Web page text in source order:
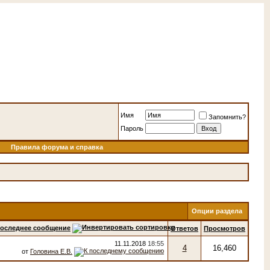
Имя
Запомнить?
Пароль
Правила форума и справка
Опции раздела
сообщение Ответов Просмотров
11.11.2018 18:55
от Головина Е.В. 4 16,460